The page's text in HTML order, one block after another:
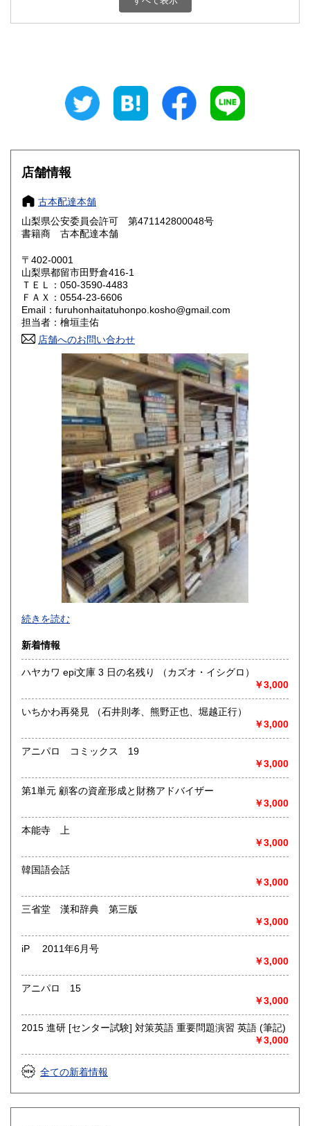
800円 三重県
大阪府
奈良県
鳥取県 800円 島根県
岡山県
山口県 800円
香川県 800円 愛媛県
高知県 800円
800円 長崎県
800円 大分県
800円 鹿児島県
1,500円
店舗情報
古本配達本舗
山梨県公安委員会許可 第471142800048号
書籍商 古本配達本舗
〒402-0001
山梨県都留市田野倉416-1
ＴＥＬ：050-3590-4483
ＦＡＸ：0554-23-6606
Email：furuhonhaitatuhonpo.kosho@gmail.com
担当者：檜垣圭佑
店舗へのお問い合わせ
-
沿線名：-
最寄駅：-
営業時間：-
定休日：-
書籍の買取について
取り扱い分野
総記、哲学宗教、歴史、社会科学、自然科学、美術工芸、国
語国文、外国文学、古典籍、近代文献、趣味、外国書、サブ
カルチャー、古書一般（その他）
続きを読む
新着情報
ハヤカワ epi文庫 3 日の名残り （カズオ・イシグロ）
￥3,000
いちかわ再発見 （石井則孝、熊野正也、堀越正行）
￥3,000
アニパロ コミックス 19
￥3,000
第1単元 顧客の資産形成と財務アドバイザー
￥3,000
本能寺 上
￥3,000
韓国語会話
￥3,000
三省堂 漢和辞典 第三版
￥3,000
iP 2011年6月号
￥3,000
アニパロ 15
￥3,000
2015 進研 [センター試験] 対策英語 重要問題演習 英語 (筆記)
￥3,000
全ての新着情報